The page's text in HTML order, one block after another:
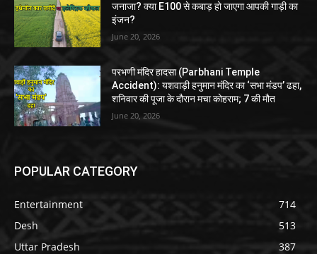
जनाजा? क्या E100 से कबाड़ हो जाएगा आपकी गाड़ी का
इंजन?
June 20, 2026
परभणी मंदिर हादसा (Parbhani Temple
Accident): यशवाड़ी हनुमान मंदिर का ‘सभा मंडप’ ढहा,
शनिवार की पूजा के दौरान मचा कोहराम; 7 की मौत
June 20, 2026
POPULAR CATEGORY
Entertainment
714
Desh
513
Uttar Pradesh
387